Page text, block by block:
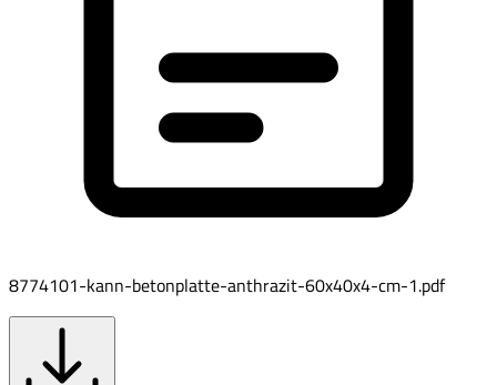
8774101-kann-betonplatte-anthrazit-60x40x4-cm-1.pdf